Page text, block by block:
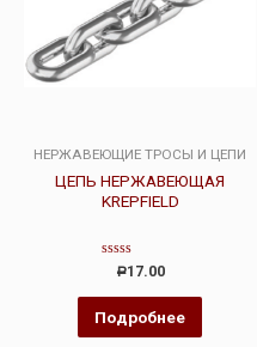
НЕРЖАВЕЮЩИЕ ТРОСЫ И ЦЕПИ
ЦЕПЬ НЕРЖАВЕЮЩАЯ
KREPFIELD
Оценка
из
Р17.00
Подробнее